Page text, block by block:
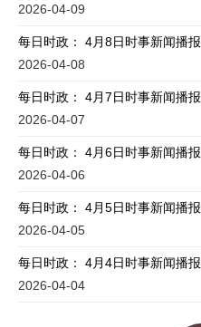
2026-04-09
每日时政： 4月8日时事新闻播报
2026-04-08
每日时政： 4月7日时事新闻播报
2026-04-07
每日时政： 4月6日时事新闻播报
2026-04-06
每日时政： 4月5日时事新闻播报
2026-04-05
每日时政： 4月4日时事新闻播报
2026-04-04